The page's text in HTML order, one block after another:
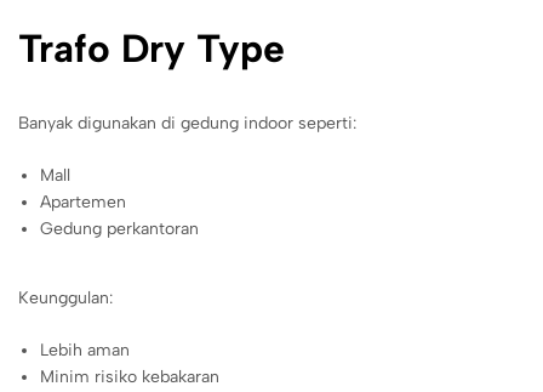
Trafo Dry Type
Banyak digunakan di gedung indoor seperti:
Mall
Apartemen
Gedung perkantoran
Keunggulan:
Lebih aman
Minim risiko kebakaran